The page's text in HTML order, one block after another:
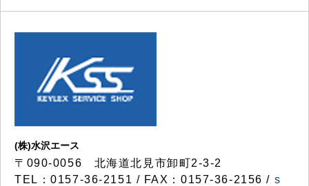
(株)水沢エース
〒090-0056 北海道北見市卸町2-3-2
TEL：0157-36-2151 / FAX：0157-36-2156 / s